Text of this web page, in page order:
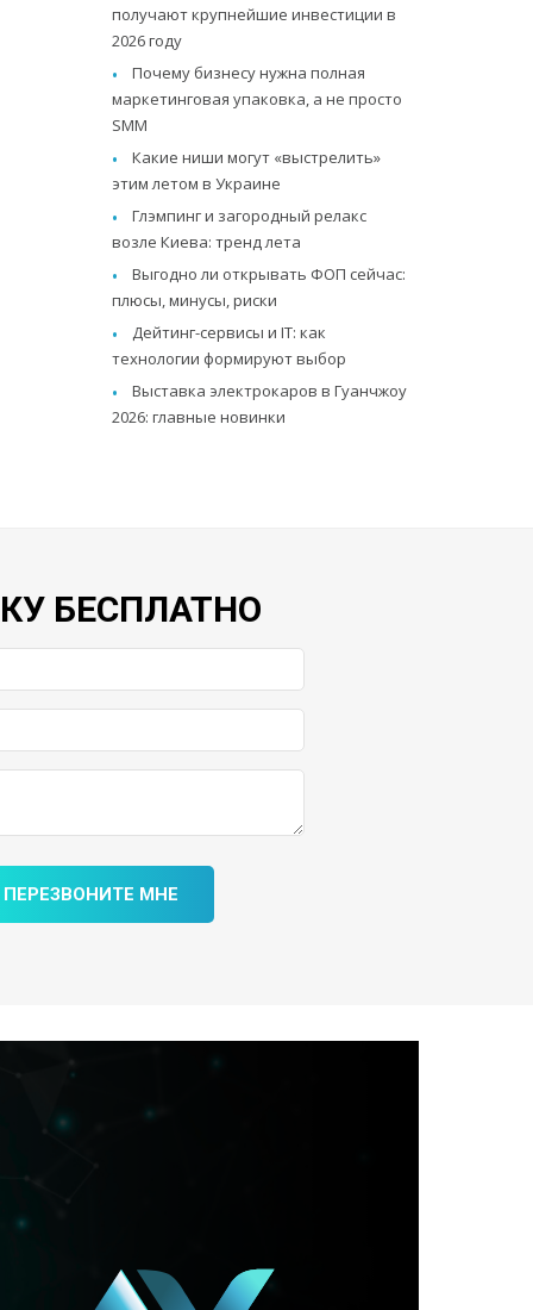
получают крупнейшие инвестиции в
2026 году
Почему бизнесу нужна полная
маркетинговая упаковка, а не просто
SMM
Какие ниши могут «выстрелить»
этим летом в Украине
Глэмпинг и загородный релакс
возле Киева: тренд лета
Выгодно ли открывать ФОП сейчас:
плюсы, минусы, риски
Дейтинг-сервисы и IT: как
технологии формируют выбор
Выставка электрокаров в Гуанчжоу
2026: главные новинки
БЕСПЛАТНО
ПЕРЕЗВОНИТЕ МНЕ